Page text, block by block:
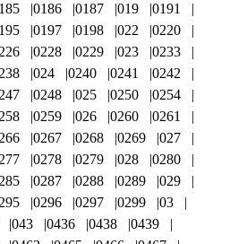
0186 0187 019
0191
0197 0198 022
0220
0228 0229 023
0233
024 0240 0241
0242
0248 025 0250
0254
0259 026 0260
0261
0267 0268 0269
027
0278 0279 028
0280
0287 0288 0289
029
0296 0297 0299
03
043 0436 0438
0439